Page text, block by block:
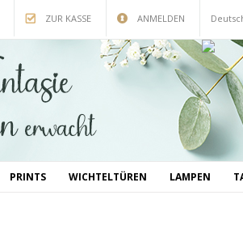
ZUR KASSE ANMELDEN
PRINTS WICHTELTÜREN LAMPEN